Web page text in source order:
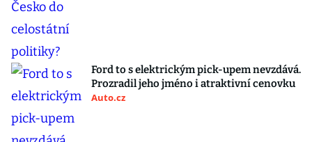
Ford to s elektrickým pick-upem nevzdává.
Prozradil jeho jméno i atraktivní cenovku
Auto.cz